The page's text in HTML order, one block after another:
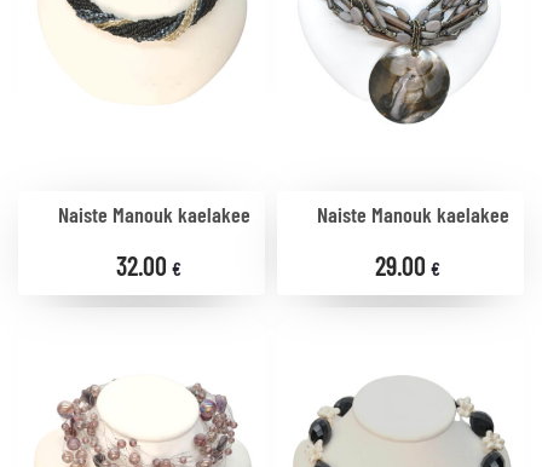
Naiste Manouk kaelakee
32.00 €
Naiste Manouk kaelakee
29.00 €